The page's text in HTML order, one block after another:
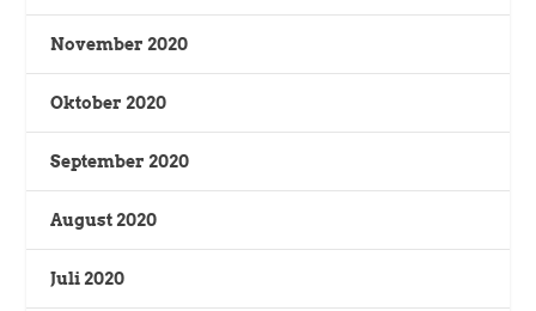
November 2020
Oktober 2020
September 2020
August 2020
Juli 2020